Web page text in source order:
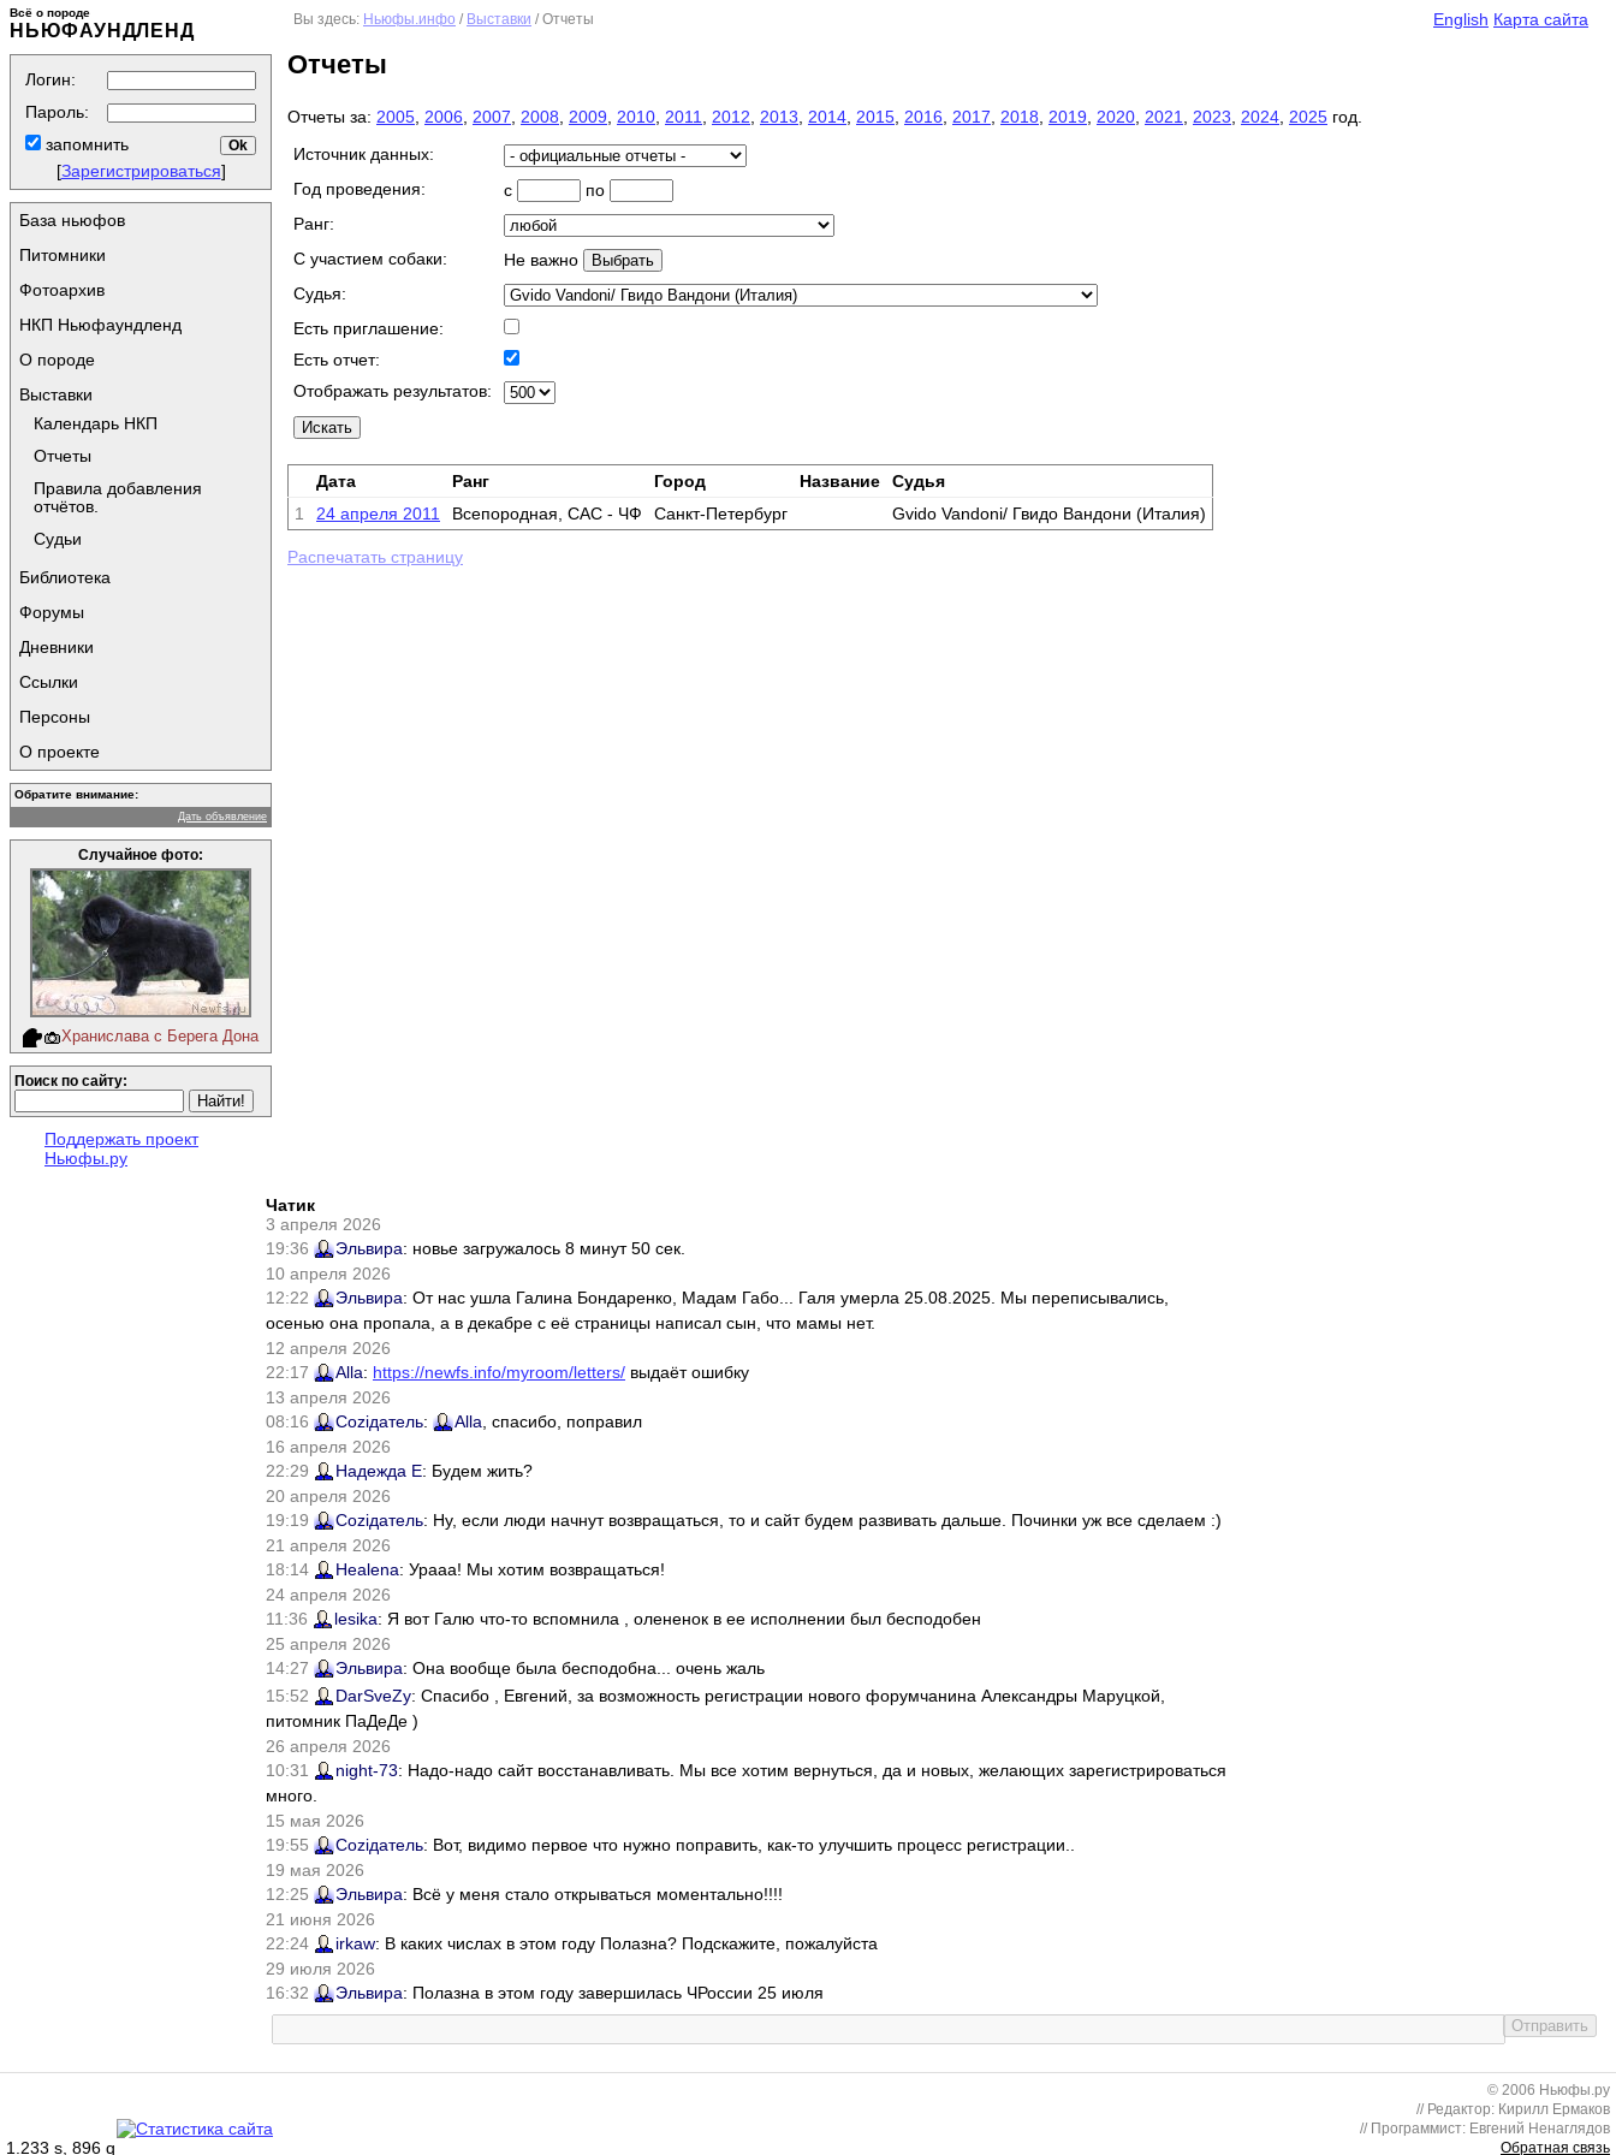
Всё о породе
НЬЮФАУНДЛЕНД
Логин:
Пароль:
запомнить
[Зарегистрироваться]
База ньюфов
Питомники
Фотоархив
НКП Ньюфаундленд
О породе
Выставки
Календарь НКП
Отчеты
Правила добавления
отчётов.
Судьи
Библиотека
Форумы
Дневники
Ссылки
Персоны
О проекте
Обратите внимание:
Дать объявление
Случайное фото:
Хранислава с Берега Дона
Поиск по сайту:
Поддержать проект
Ньюфы.ру
English Карта сайта
Вы здесь: Ньюфы.инфо / Выставки / Отчеты
Отчеты
Отчеты за: 2005 2006 2007 2008 2009 2010 2011 2012 2013 2014 2015 2016 2017 2018 2019 2020 2021 2023 2024 2025 год.
Источник данных:
Год проведения:
с
по
Ранг:
C участием собаки:
Не важно
Судья:
Есть приглашение:
Есть отчет:
Отображать результатов:
Дата Ранг Город Название
Судья
1
24 апреля 2011 Всепородная, САС - ЧФ Санкт-Петербург Gvido Vandoni/ Гвидо Вандони (Италия)
Распечатать страницу
Чатик
3 апреля 2026
19:36
Эльвира: новье загружалось 8 минут 50 сек.
10 апреля 2026
12:22
Эльвира: От нас ушла Галина Бондаренко, Мадам Габо... Галя умерла 25.08.2025. Мы переписывались,
осенью она пропала, а в декабре с её страницы написал сын, что мамы нет.
12 апреля 2026
22:17
Alla: https://newfs.info/myroom/letters/ выдаёт ошибку
13 апреля 2026
08:16
Соziдатель: Alla , спасибо, поправил
16 апреля 2026
22:29
Надежда Е: Будем жить?
20 апреля 2026
19:19
Соziдатель: Ну, если люди начнут возвращаться, то и сайт будем развивать дальше. Починки уж все сделаем :)
21 апреля 2026
18:14
Healena: Урааа! Мы хотим возвращаться!
24 апреля 2026
11:36
lesika: Я вот Галю что-то вспомнила , олененок в ее исполнении был бесподобен
25 апреля 2026
14:27
Эльвира: Она вообще была бесподобна... очень жаль
15:52
DarSveZy: Спасибо , Евгений, за возможность регистрации нового форумчанина Александры Маруцкой,
питомник ПаДеДе )
26 апреля 2026
10:31
night-73: Надо-надо сайт восстанавливать. Мы все хотим вернуться, да и новых, желающих зарегистрироваться
много.
15 мая 2026
19:55
Соziдатель: Вот, видимо первое что нужно поправить, как-то улучшить процесс регистрации..
19 мая 2026
12:25
Эльвира: Всё у меня стало открываться моментально!!!!
21 июня 2026
22:24
irkaw: В каких числах в этом году Полазна? Подскажите, пожалуйста
29 июля 2026
16:32
Эльвира: Полазна в этом году завершилась ЧРоссии 25 июля
1.233 s, 896 q
© 2006 Ньюфы.ру
// Редактор: Кирилл Ермаков
// Программист: Евгений Ненаглядов
Обратная связь